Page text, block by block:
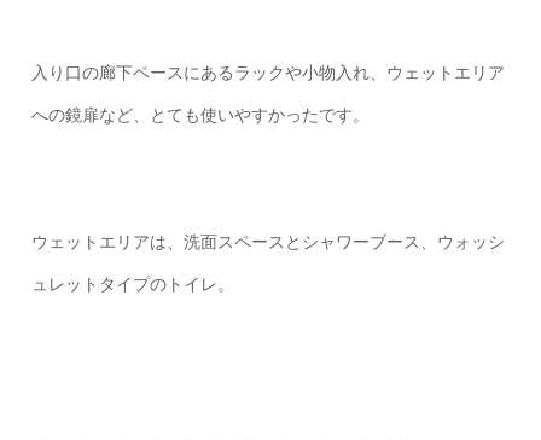
入り口の廊下ペースにあるラックや小物入れ、ウェットエリア
への鏡扉など、とても使いやすかったです。
ウェットエリアは、洗面スペースとシャワーブース、ウォッシ
ュレットタイプのトイレ。